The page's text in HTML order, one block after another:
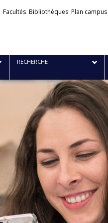
Facultés Bibliothèques Plan campus
RECHERCHE